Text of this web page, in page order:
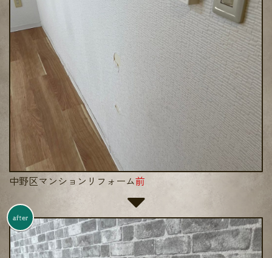
中野区マンションリフォーム前
after